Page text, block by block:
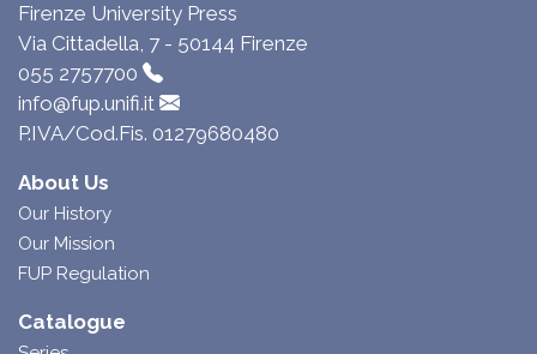
Firenze University Press
Via Cittadella, 7 - 50144 Firenze
055 2757700
info@fup.unifi.it
P.IVA/Cod.Fis. 01279680480
About Us
Our History
Our Mission
FUP Regulation
Catalogue